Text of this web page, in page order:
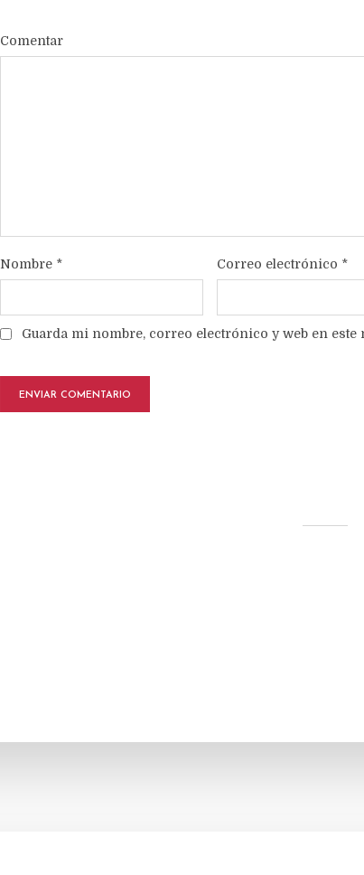
Comentar
Nombre * Correo electrónico *
Guarda mi nombre, correo electrónico y web en este